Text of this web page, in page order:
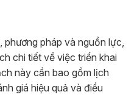
phương pháp và nguồn lực,
chi tiết về việc triển khai
này cần bao gồm lịch
giá hiệu quả và điều